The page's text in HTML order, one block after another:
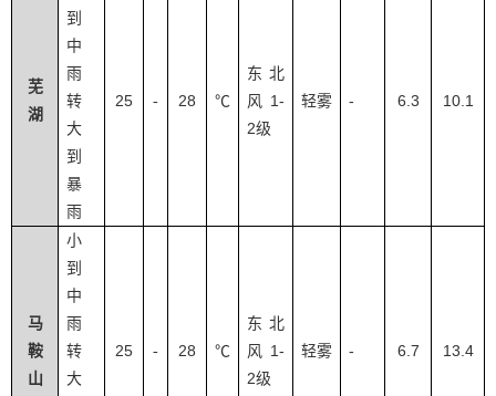
芜
湖
到
中
雨
转
大
到
暴
雨
25 - 28 ℃
东北
风 1-
2级
轻雾 - 6.3 10.1
马
鞍
山
小
到
中
雨
转
大
25 - 28 ℃
东北
风 1-
2级
轻雾 - 6.7 13.4